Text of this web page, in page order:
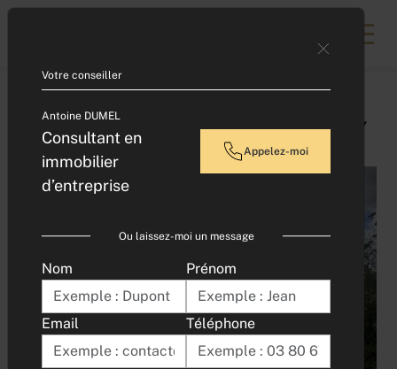
Votre conseiller
Antoine DUMEL
Consultant en
immobilier
d’entreprise
Appelez-moi
Ou laissez-moi un message
Nom Prénom
Email Téléphone
TERRAIN CONSTRUCTIBLE RUFFEY-LES-ECHIREY